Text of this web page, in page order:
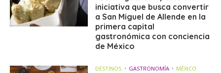
iniciativa que busca convertir
a San Miguel de Allende en la
primera capital
gastronómica con conciencia
de México
DESTINOS GASTRONOMÍA MÉXICO